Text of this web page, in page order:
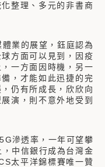
整理、多元的非書商
業的展望，鈺庭認為
方面可以見到，因疫
一方面因時機，另一
，才能如此迅捷的完
仍有所成長，欣欣向
演，則不意外地受到
滲透率，一年可望攀
中信銀行成為台灣金
太平洋錦標賽唯一贊